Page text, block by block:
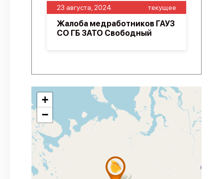
23 августа, 2024 текущее
Жалоба медработников ГАУЗ
СО ГБ ЗАТО Свободный
+
−